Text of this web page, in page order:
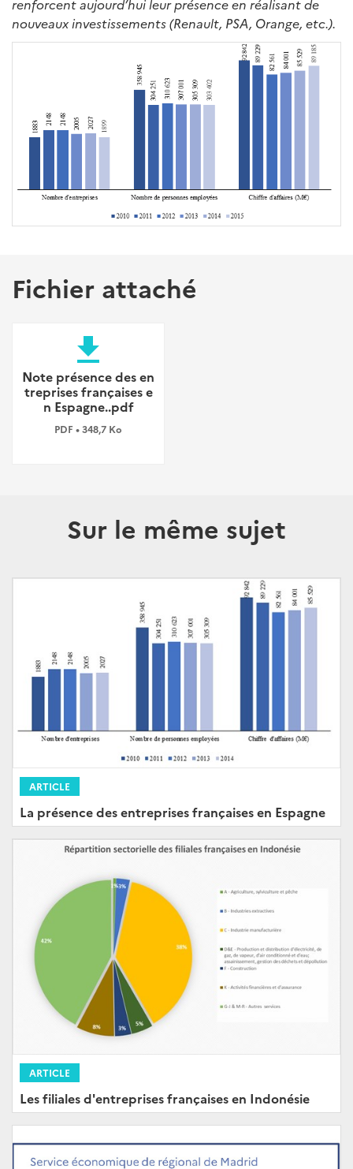
renforcent aujourd’hui leur présence en réalisant de
nouveaux investissements (Renault, PSA, Orange, etc.).
Fichier attaché
file_download
Note présence des en
treprises françaises e
n Espagne..pdf
PDF • 348,7 Ko
Sur le même sujet
ARTICLE
La présence des entreprises françaises en Espagne
ARTICLE
Les filiales d'entreprises françaises en Indonésie